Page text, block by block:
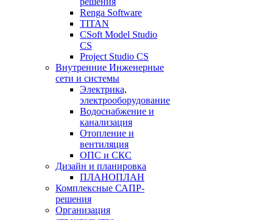
Renga Software
TITAN
CSoft Model Studio
CS
Project Studio CS
Внутренние Инженерные
сети и системы
Электрика,
электрооборудование
Водоснабжение и
канализация
Отопление и
вентиляция
ОПС и СКС
Дизайн и планировка
ПЛАНОПЛАН
Комплексные САПР-
решения
Организация